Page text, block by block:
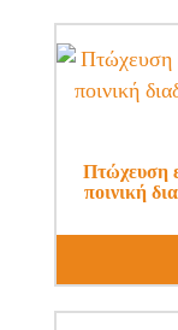
Πτώχευση
ποινική